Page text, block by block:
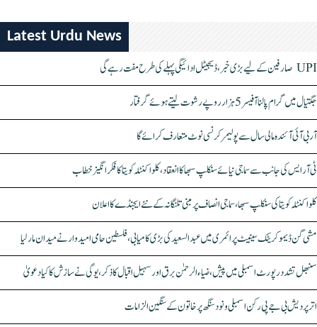
Latest Urdu News
UPI صارفین کے لیے بڑی خبر، ڈیجیٹل ادائیگی پہلے کی طرح مفت رہے گی
جگتیال میں گرام پالنا آفیسر 5 ہزار روپے رشوت لیتے ہوئے گرفتار
آر بی آئی آئندہ مالی سال سے پولیمر کرنسی نوٹ متعارف کرائے گا
ٹی آر ایس کی جانب سے سماجی نیائے سنکلپ سبھا کا انعقاد، کلواکنٹلہ کویتا کا فکر انگیز خطاب
کلواکنٹلہ کویتا کی سنکلپ سبھا، سماجی انصاف پر مبنی تلنگانہ کے نئے ایجنڈے کا اعلان
مشی گن ڈیموکریٹک سینیٹ پرائمری میں عبدالسعید کی بڑی کامیابی، فلسطین حامی امیدوار نے میدان مار لیا
سنبھل تشدد رپورٹ اسمبلی میں پیش، ضیاء الرحمٰن برق اور سہیل اقبال کا ذکر، یوگی نے سازش کا کیا دعویٰ
اتر پردیش بی جے پی رکن اسمبلی ونود سنگھ پر خاتون کے سنگین الزامات